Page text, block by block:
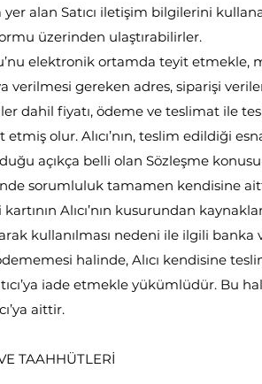
yer alan Satıcı iletişim bilgilerini
üzerinden ulaştırabilirler.
elektronik ortamda teyit etmekle,
verilmesi gereken adres, siparişi
dahil fiyatı, ödeme ve teslimat ile
olur. Alıcı’nın, teslim edildiği
açıkça belli olan Sözleşme
sorumluluk tamamen kendisine
Alıcı’nın kusurundan
kullanılması nedeni ile ilgili banka
halinde, Alıcı kendisine
iade etmekle yükümlüdür. Bu
aittir.
TAAHHÜTLERİ